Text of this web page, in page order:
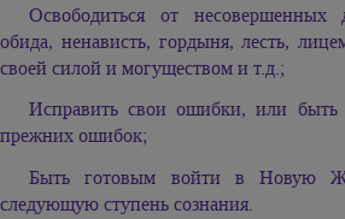
Освободиться от несовершенных
обида, ненависть, гордыня, лесть,
своей силой и могуществом и т.д.;
Исправить свои ошибки, или быть
прежних ошибок;
Быть готовым войти в Новую
следующую ступень сознания.